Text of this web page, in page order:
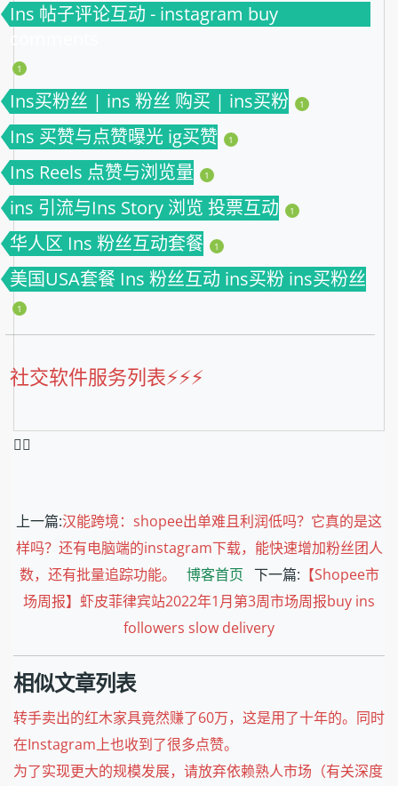
Ins 帖子评论互动 - instagram buy
comments
1
Ins买粉丝 | ins 粉丝 购买 | ins买粉 1
Ins 买赞与点赞曝光 ig买赞 1
Ins Reels 点赞与浏览量 1
ins 引流与Ins Story 浏览 投票互动 1
华人区 Ins 粉丝互动套餐 1
美国USA套餐 Ins 粉丝互动 ins买粉 ins买粉丝
1
社交软件服务列表⚡️⚡️⚡️
❤️‍🔥
上一篇:汉能跨境：shopee出单难且利润低吗？它真的是这
样吗？还有电脑端的instagram下载，能快速增加粉丝团人
数，还有批量追踪功能。
博客首页 下一篇: 【Shopee市
场周报】虾皮菲律宾站2022年1月第3周市场周报buy ins
followers slow delivery
相似文章列表
转手卖出的红木家具竟然赚了60万，这是用了十年的。同时
在Instagram上也收到了很多点赞。
为了实现更大的规模发展，请放弃依赖熟人市场（有关深度